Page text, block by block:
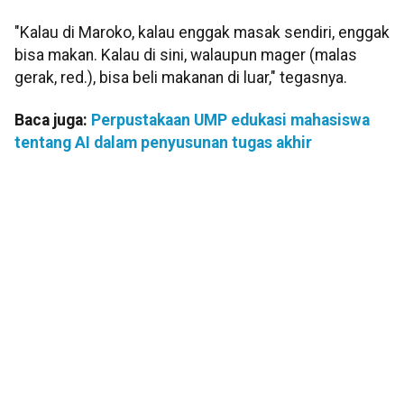
"Kalau di Maroko, kalau enggak masak sendiri, enggak
bisa makan. Kalau di sini, walaupun mager (malas
gerak, red.), bisa beli makanan di luar," tegasnya.
Baca juga: Perpustakaan UMP edukasi mahasiswa
tentang AI dalam penyusunan tugas akhir